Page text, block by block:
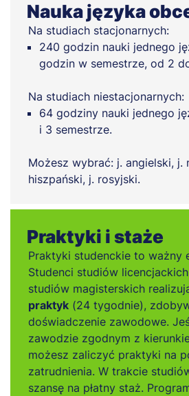
Nauka języka
Na studiach stacjonarnych:
240 godzin nauki jednego
godzin w semestrze, od 2
Na studiach niestacjonarnych:
64 godziny nauki jednego
i 3 semestrze.
Możesz wybrać: j. angielski, j.
hiszpański, j. rosyjski.
Praktyki i staże
Praktyki studenckie to ważny
Studenci studiów
studiów magisterskich
praktyk (24 tygodnie),
doświadczenie zawodowe.
zawodzie zgodnym z
możesz zaliczyć praktyki na
zatrudnienia. W trakcie
szansę na płatny staż.